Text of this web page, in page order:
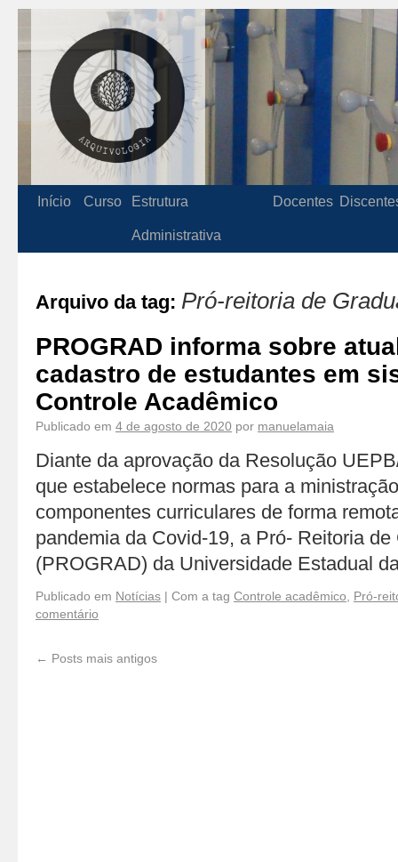
Início Curso Estrutura
Administrativa
Docentes
Arquivo da tag: Pró-reitoria de
PROGRAD informa sobre
cadastro de estudantes em
Controle Acadêmico
Publicado em 4 de agosto de 2020 por manuelamaia
Diante da aprovação da Resolução
que estabelece normas para a
componentes curriculares de forma
pandemia da Covid-19, a Pró- Reitoria de
(PROGRAD) da Universidade Estadual
Publicado em Notícias | Com a tag Controle acadêmico
Pró-
comentário
← Posts mais antigos